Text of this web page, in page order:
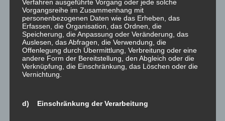
Bei einem Flugausfall kommt Ihnen ein Wahlrecht
zu. Entweder Sie fordern die Rückerstattung des
Ticketpreises oder entscheiden sich für eine
alternative Beförderung zum Endziel. Bei
Annullierung eines Anschlussflugs haben Sie auch
das Recht auf einen kostenlosen Rückflug zum
Darüber hinaus haben Sie grundsätzlich auch bei
Vorgangsreihe im Zusammenhang mit
personenbezogenen Daten wie das Erheben, das
Erfassen, die Organisation, das Ordnen, die
Speicherung, die Anpassung oder Veränderung, das
Auslesen, das Abfragen, die Verwendung, die
Offenlegung durch Übermittlung, Verbreitung oder eine
andere Form der Bereitstellung, den Abgleich oder die
Verknüpfung, die Einschränkung, das Löschen oder die
Vernichtung.
d) Einschränkung der Verarbeitung